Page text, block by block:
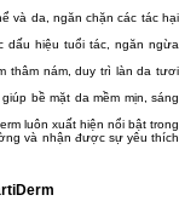
và da, ngăn chặn các tác hại
dấu hiệu tuổi tác, ngăn ngừa
thâm nám, duy trì làn da tươi
bề mặt da mềm mịn, sáng
luôn xuất hiện nổi bật trong
và nhận được sự yêu thích